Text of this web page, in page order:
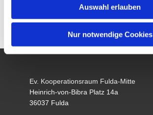
Auswahl erlauben
Nur notwendige Cookies
Ev. Kooperationsraum Fulda-Mitte
Heinrich-von-Bibra Platz 14a
36037 Fulda